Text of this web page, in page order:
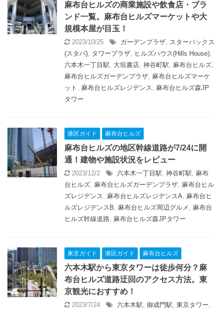
麻布台ヒルズの商業施設や飲食店・ブラ
ンド一覧。麻布台ヒルズマーケットや大
規模本屋が目玉！
2023/10/25 ガーデンプラザ, スターバックス
(スタバ), タワープラザ, ヒルズハウス(Hills House),
六本木一丁目駅, 大垣書店, 神谷町駅, 麻布台ヒルズ,
麻布台ヒルズガーデンプラザ, 麻布台ヒルズマーケ
ット , 麻布台ヒルズレジデンス, 麻布台ヒルズ森JP
タワー
港区ガイド 麻布台ヒルズ
麻布台ヒルズの地区幹線道路が7/24に開
通！建物や施設状況をレビュー
2023/12/2 六本木一丁目駅, 神谷町駅, 麻布
台ヒルズ, 麻布台ヒルズガーデンプラザ, 麻布台ヒル
ズレジデンス, 麻布台ヒルズレジデンスA, 麻布台ヒ
ルズレジデンスB, 麻布台ヒルズ周辺グルメ , 麻布台
ヒルズ幹線道路, 麻布台ヒルズ森JPタワー
東京ガイド 港区ガイド 麻布台ヒルズ
六本木駅から東京タワーは徒歩何分？麻
布台ヒルズ道路迂回のアクセス方法。東
京観光におすすめ！
2023/7/24 六本木駅, 御成門駅, 東京タワー,